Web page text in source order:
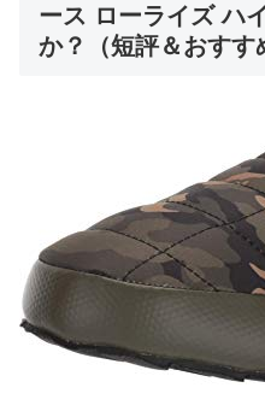
ース ローライズ ハ
か？（短評＆おすす